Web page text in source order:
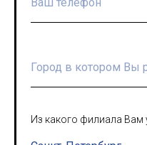
Из какого филиала Вам